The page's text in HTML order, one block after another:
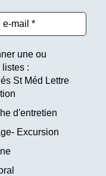
une ou
:
St Méd Lettre
d'entretien
Excursion